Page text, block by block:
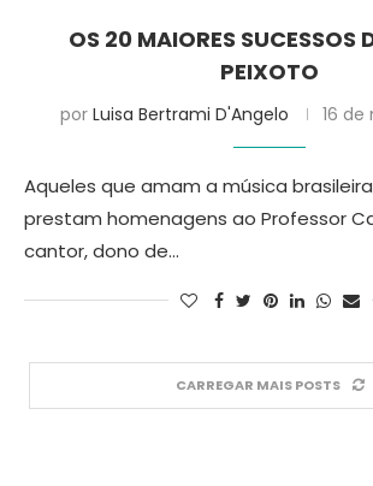
OS 20 MAIORES SUCESSOS
PEIXOTO
por Luisa Bertrami D'Angelo 16 de
Aqueles que amam a música
prestam homenagens ao Professor
cantor, dono de…
CARREGAR MAIS POSTS